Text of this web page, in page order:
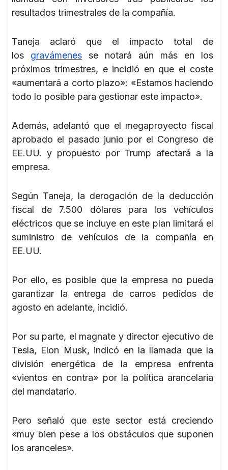
resultados trimestrales de la compañía.
Taneja aclaró que el impacto total de
los gravámenes se notará aún más en los
próximos trimestres, e incidió en que el coste
«aumentará a corto plazo»: «Estamos haciendo
todo lo posible para gestionar este impacto».
Además, adelantó que el megaproyecto fiscal
aprobado el pasado junio por el Congreso de
EE.UU. y propuesto por Trump afectará a la
empresa.
Según Taneja, la derogación de la deducción
fiscal de 7.500 dólares para los vehículos
eléctricos que se incluye en este plan limitará el
suministro de vehículos de la compañía en
EE.UU.
Por ello, es posible que la empresa no pueda
garantizar la entrega de carros pedidos de
agosto en adelante, incidió.
Por su parte, el magnate y director ejecutivo de
Tesla, Elon Musk, indicó en la llamada que la
división energética de la empresa enfrenta
«vientos en contra» por la política arancelaria
del mandatario.
Pero señaló que este sector está creciendo
«muy bien pese a los obstáculos que suponen
los aranceles».